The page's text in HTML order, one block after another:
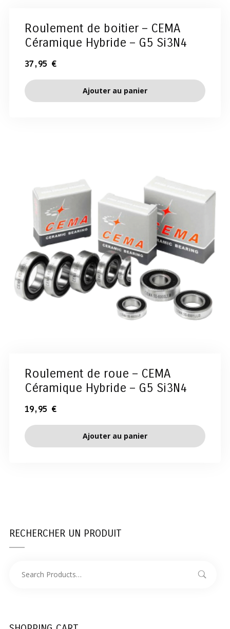
Roulement de boitier – CEMA
Céramique Hybride – G5 Si3N4
37,95 €
Ajouter au panier
Roulement de roue – CEMA
Céramique Hybride – G5 Si3N4
19,95 €
Ajouter au panier
RECHERCHER UN PRODUIT